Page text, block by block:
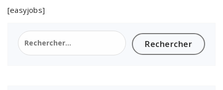
[easyjobs]
Rechercher :